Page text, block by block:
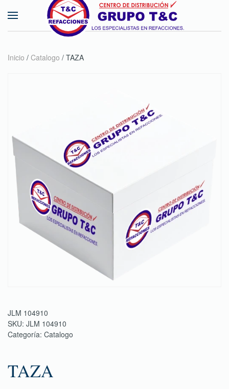
Skip to main content
Inicio / Catalogo / TAZA
JLM 104910
SKU: JLM 104910
Categoría: Catalogo
TAZA